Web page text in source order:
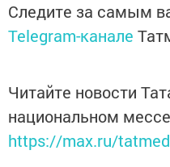
Следите за самым
Telegram-канале
Читайте новости
национальном
https://max.ru/